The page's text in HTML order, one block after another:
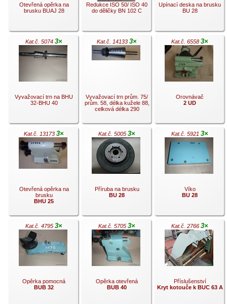
Otevřená opěrka na
brusku BUAJ 28
Redukce ISO 50/ ISO 40
do děličky BN 102 C
Upínací deska na brusku
BU 28
.
Kat.č. 5074 3×
Vyvažovací trn na BHU
32-BHU 40
.
Kat.č. 14133 3×
Vyvažovací trn prům. 75/
prům. 58, délka kužele 88,
celková délka 290
.
Kat.č. 6558 3×
Orovnávač
2 UD
Kat.č. 13173 3×
Otevřená opěrka na
brusku
BHU 25
Kat.č. 5005 3×
Příruba na brusku
BU 28
Kat.č. 5921 3×
Víko
BU 28
.
Kat.č. 4795 3×
Opěrka pomocná
BUB 32
Kat.č. 5705 3×
Opěrka otevřená
BUB 40
Kat.č. 2766 3×
Příslušenství
Kryt kotouče k BUC 63 A